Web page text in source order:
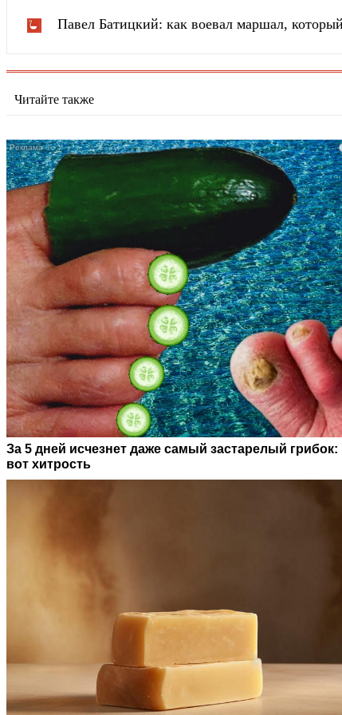
Павел Батицкий: как воевал маршал,
Читайте также
За 5 дней исчезнет даже самый застарелый грибок:
вот хитрость